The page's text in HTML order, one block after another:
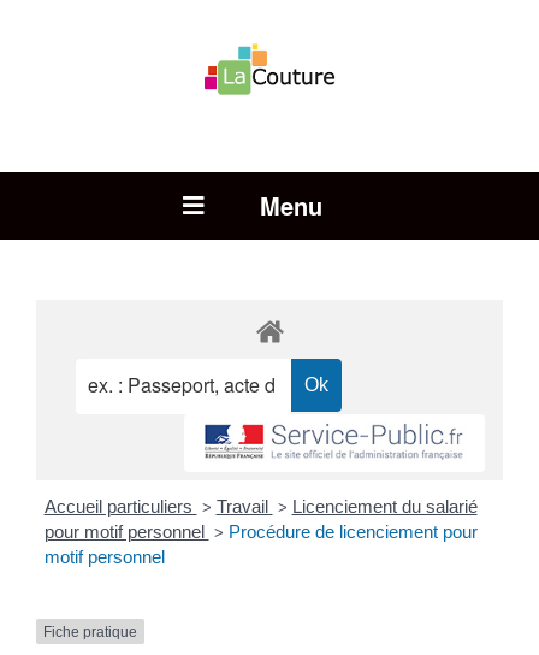
Open Menu
Accueil particuliers > Travail > Licenciement du salarié
pour motif personnel > Procédure de licenciement pour
motif personnel
Fiche pratique